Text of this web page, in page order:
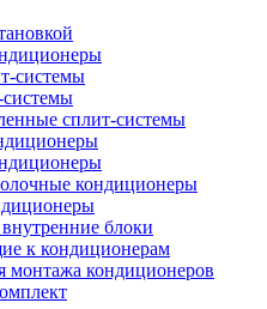
системы
сплит-системы
кондиционеры
блоки
к кондиционерам
кондиционеров